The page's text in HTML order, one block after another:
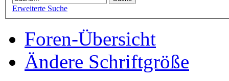
Erweiterte Suche
Foren-Übersicht
Ändere Schriftgröße